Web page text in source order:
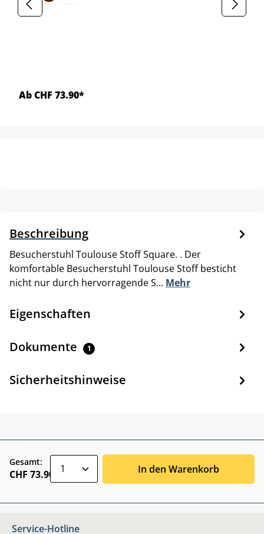
Ab CHF 73.90*
Beschreibung
Besucherstuhl Toulouse Stoff Square. . Der
komfortable Besucherstuhl Toulouse Stoff besticht
nicht nur durch hervorragende S… Mehr
Eigenschaften
Dokumente 1
Sicherheitshinweise
Gesamt:
CHF 73.90 In den Warenkorb
Service-Hotline